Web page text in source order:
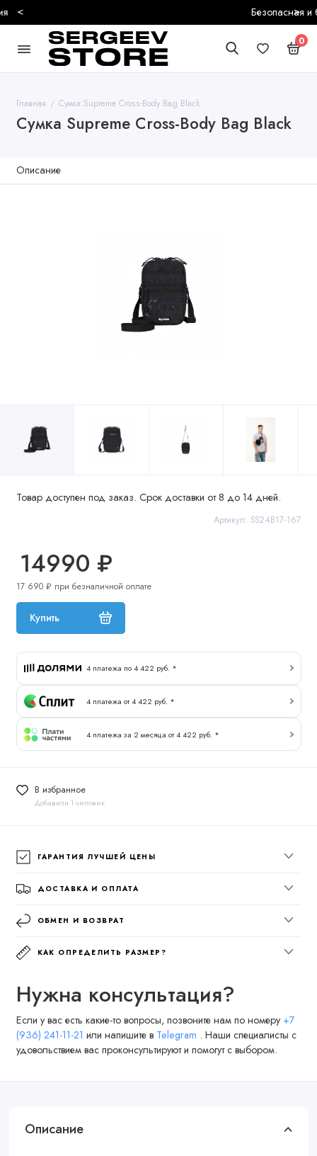
< >
0
Главная Сумка Supreme Cross-Body Bag Black
Сумка Supreme Cross-Body Bag Black
Описание
Товар доступен под заказ. Срок доставки от 8 до 14 дней.
Артикул: SS24B17-167
14990 ₽
17 690 ₽ при безналичной оплате
Купить
4 платежа по 4 422 руб. *
4 платежа от 4 422 руб. *
4 платежа за 2 месяца от 4 422 руб. *
В избранное
Добавили 1 человек
ГАРАНТИЯ ЛУЧШЕЙ ЦЕНЫ
ДОСТАВКА И ОПЛАТА
ОБМЕН И ВОЗВРАТ
КАК ОПРЕДЕЛИТЬ РАЗМЕР?
Нужна консультация?
Если у вас есть какие-то вопросы, позвоните нам по номеру +7
(936) 241-11-21 или напишите в Telegram . Наши специалисты с
удовольствием вас проконсультируют и помогут с выбором.
Описание